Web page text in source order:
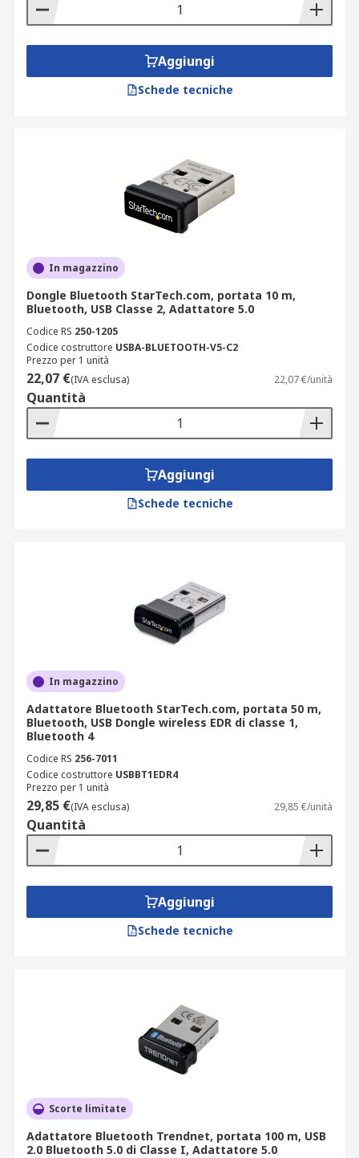
proprio dispositivo e fare la scelta giusta. Se il
dongle USB è necessario, decidere in base alla
velocità nominale di qualsiasi collegamento e
scegliere tra USB di classe 1 o 2. È importante
stabilire la giusta classe dell'USB per il proprio
operativo è compatibile con un adattatore
Aggiungi
Schede tecniche
In magazzino
Dongle Bluetooth StarTech.com, portata 10 m,
Bluetooth, USB Classe 2, Adattatore 5.0
Codice RS 250-1205
Codice costruttore USBA-BLUETOOTH-V5-C2
Prezzo per 1 unità
22,07 €(IVA esclusa) 22,07 €/unità
Quantità
Aggiungi
Schede tecniche
In magazzino
Adattatore Bluetooth StarTech.com, portata 50 m,
Bluetooth, USB Dongle wireless EDR di classe 1,
Bluetooth 4
Codice RS 256-7011
Codice costruttore USBBT1EDR4
Prezzo per 1 unità
29,85 €(IVA esclusa) 29,85 €/unità
Quantità
Aggiungi
Schede tecniche
Scorte limitate
Adattatore Bluetooth Trendnet, portata 100 m, USB
2.0 Bluetooth 5.0 di Classe I, Adattatore 5.0